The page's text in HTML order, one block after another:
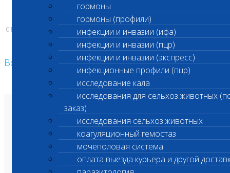
гормоны
гормоны (профили)
инфекции и инвазии (ифа)
инфекции и инвазии (пцр)
инфекции и инвазии (экспресс)
инфекционные профили (пцр)
исследование кала
исследования для сельхоз.животных
заказ)
исследования сельхоз.животных
коагуляционный гемостаз
мочеполовая система
оплата выезда курьера и другой
Администрация ООО «Шанс Био»
01.07.2026
Возврат к списку
О лаборатории
Анализы и цены
Ветеринарные центры
Владельцам
Врачам и клиникам
Бланки лаборатории
Банк донорской крови
Адреса лабораторий